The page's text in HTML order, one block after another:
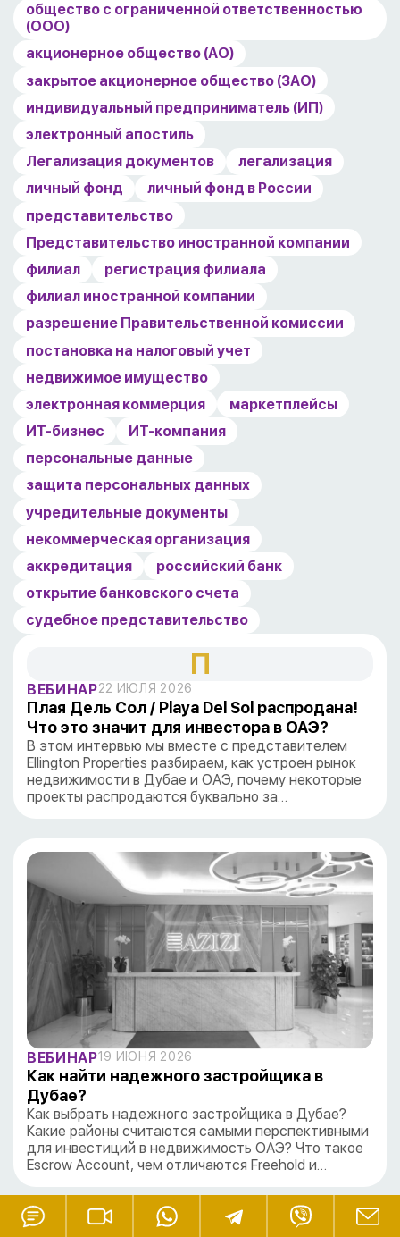
общество с ограниченной ответственностью
(ООО)
акционерное общество (АО)
закрытое акционерное общество (ЗАО)
индивидуальный предприниматель (ИП)
электронный апостиль
Легализация документов
легализация
личный фонд
личный фонд в России
представительство
Представительство иностранной компании
филиал
регистрация филиала
филиал иностранной компании
разрешение Правительственной комиссии
постановка на налоговый учет
недвижимое имущество
электронная коммерция
маркетплейсы
ИТ-бизнес
ИТ-компания
персональные данные
защита персональных данных
учредительные документы
некоммерческая организация
аккредитация
российский банк
открытие банковского счета
судебное представительство
П
ВЕБИНАР22 ИЮЛЯ 2026
Плая Дель Сол / Playa Del Sol распродана!
Что это значит для инвестора в ОАЭ?
В этом интервью мы вместе с представителем
Ellington Properties разбираем, как устроен рынок
недвижимости в Дубае и ОАЭ, почему некоторые
проекты распродаются буквально за…
ВЕБИНАР19 ИЮНЯ 2026
Как найти надежного застройщика в
Дубае?
Как выбрать надежного застройщика в Дубае?
Какие районы считаются самыми перспективными
для инвестиций в недвижимость ОАЭ? Что такое
Escrow Account, чем отличаются Freehold и…